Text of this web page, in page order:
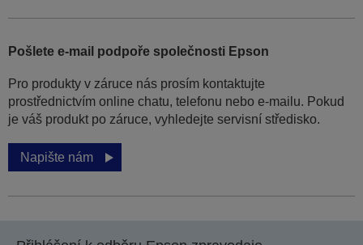
Pošlete e-mail podpoře společnosti Epson
Pro produkty v záruce nás prosím kontaktujte
prostřednictvím online chatu, telefonu nebo e-mailu. Pokud
je váš produkt po záruce, vyhledejte servisní středisko.
Napište nám